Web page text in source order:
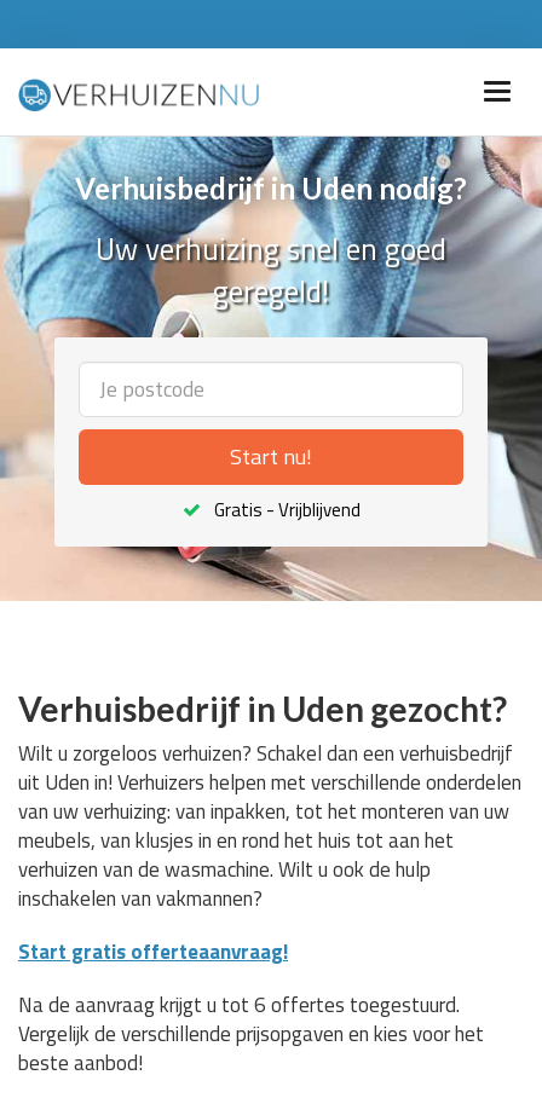
Verhuisbedrijf in Uden nodig?
Uw verhuizing snel en goed
geregeld!
Start nu!
Gratis - Vrijblijvend
Verhuisbedrijf in Uden gezocht?
Wilt u zorgeloos verhuizen? Schakel dan een verhuisbedrijf
uit Uden in! Verhuizers helpen met verschillende onderdelen
van uw verhuizing: van inpakken, tot het monteren van uw
meubels, van klusjes in en rond het huis tot aan het
verhuizen van de wasmachine. Wilt u ook de hulp
inschakelen van vakmannen?
Start gratis offerteaanvraag!
Na de aanvraag krijgt u tot 6 offertes toegestuurd.
Vergelijk de verschillende prijsopgaven en kies voor het
beste aanbod!